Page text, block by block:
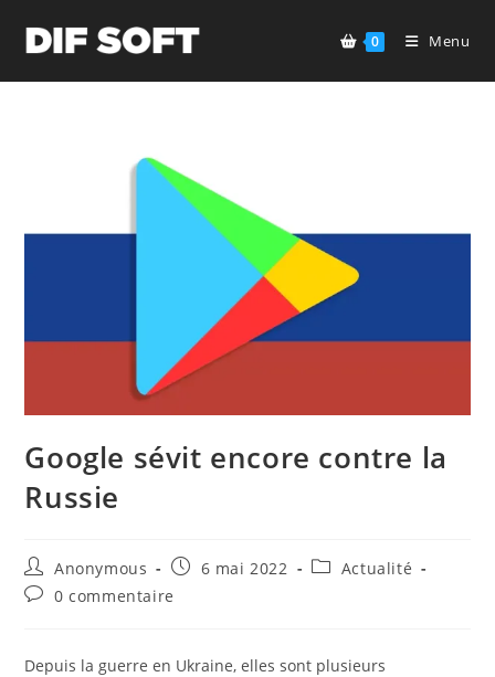
0 Menu
Google sévit encore contre la
Russie
Auteur/autrice
de
la
Anonymous
Publication
6 mai 2022
PostActualité
Commentaires
publication :
0 commentaire
Depuis la guerre en Ukraine, elles sont plusieurs